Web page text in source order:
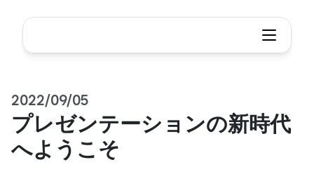
2022/09/05
プレゼンテーションの新時代
へようこそ